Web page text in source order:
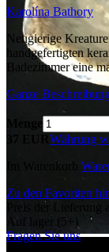
Karolína Bathory
Neugierige
handgefertigten
Badezimmer eine
Ganze
Menge
Währung
Im Warenkorb
Zu den Favoriten
Preis der Lieferung
Auf lager (5+)
Fragen Sie uns